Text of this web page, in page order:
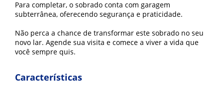
Para completar, o sobrado conta com garagem
subterrânea, oferecendo segurança e praticidade.
Não perca a chance de transformar este sobrado no seu
novo lar. Agende sua visita e comece a viver a vida que
você sempre quis.
Características